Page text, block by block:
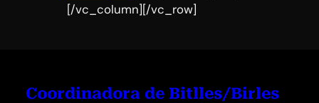
[/vc_column][/vc_row]
Coordinadora de Bitlles/Birles